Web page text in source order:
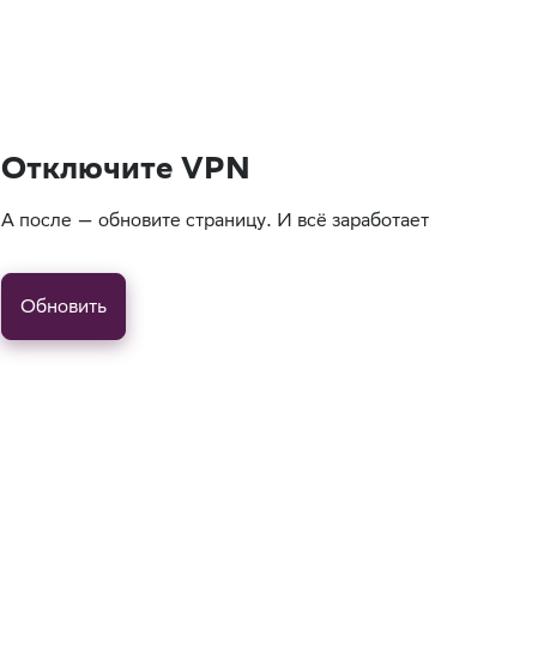
Отключите VPN
А после — обновите страницу. И всё заработает
Обновить